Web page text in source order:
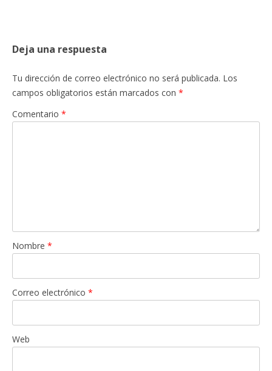
Deja una respuesta
Tu dirección de correo electrónico no será publicada. Los
campos obligatorios están marcados con *
Comentario *
Nombre *
Correo electrónico *
Web